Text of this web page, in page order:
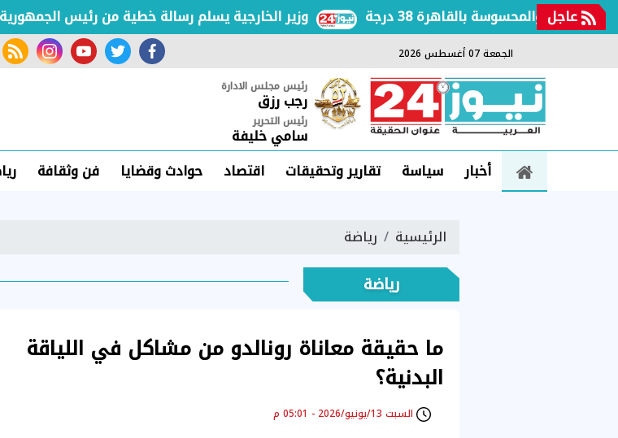
عاجل وزير الخارجية يسلم رسالة خطية من رئيس الجمهورية والمحسوسة بالقاهرة 38 درجة
الجمعة 07 أغسطس 2026 facebook
twitter
youtube
رئيس مجلس الادارة
رجب رزق
رئيس التحرير
سامي خليفة
أخبار
سياسة تقارير وتحقيقات اقتصاد حوادث وقضايا فن وثقافة
الرئيسية رياضة
رياضة
ما حقيقة معاناة رونالدو من مشاكل في اللياقة
البدنية؟
السبت 13/يونيو/2026 - 05:01 م